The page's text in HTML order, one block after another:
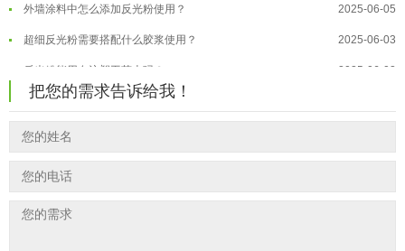
温变粉保质期有多久？开封后如何保... 2026-07-20
温变粉大批量保存指南｜做对这几步... 2026-07-17
温变粉"罢工"指南：为... 2026-07-10
温变粉到底怕不怕酸碱和酒精？
温变粉"烤"问：长期加...
温变粉耐温真相：注塑"高温炼... 2026-07-03
外墙涂料中怎么添加反光粉使用？ 2025-06-05
超细反光粉需要搭配什么胶浆使用？ 2025-06-03
反光粉能用在注塑工艺上吗？ 2025-06-02
反光粉可以混合其他颜料一起使用吗...
油性反光粉怎么印花效果最好？
把您的需求告诉给我！